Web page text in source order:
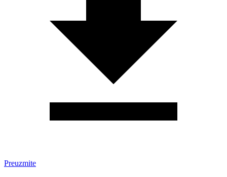
Preuzmite